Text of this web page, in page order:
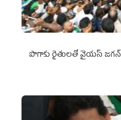
పొగాకు రైతుల‌తో వైయ‌స్